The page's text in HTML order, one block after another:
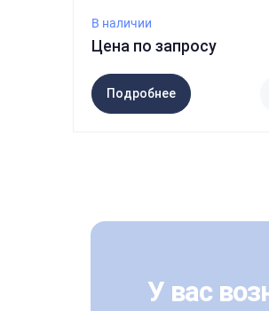
В наличии
Цена по запросу
Подробнее
У вас